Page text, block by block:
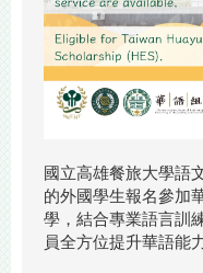
國立高雄餐旅大學語
的外國學生報名參加
學，結合專業語言訓
員全方位提升華語能力